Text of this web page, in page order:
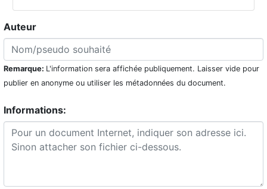
Auteur
Remarque: L'information sera affichée publiquement. Laisser vide pour
publier en anonyme ou utiliser les métadonnées du document.
Informations: